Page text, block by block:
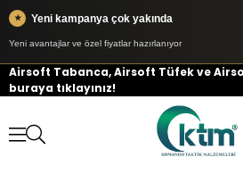
★ Yeni kampanya çok yakında
Yeni avantajlar ve özel fiyatlar hazırlanıyor
Airsoft Tabanca, Airsoft Tüfek ve
buraya tıklayınız!